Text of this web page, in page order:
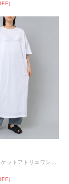
）
）